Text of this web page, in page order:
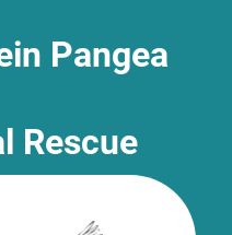
Pangea
Rescue